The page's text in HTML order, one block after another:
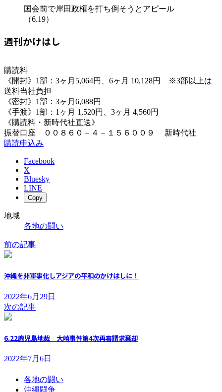
国会前で岸田政権を打ち倒そうとアピール
（6.19）
週刊かけはし
購読料
《開封》1部：3ヶ月5,064円、6ヶ月 10,128円 ※3部以上は
送料当社負担
《密封》1部：3ヶ月6,088円
《手渡》1部：1ヶ月 1,520円、3ヶ月 4,560円
《購読料・新時代社直送》
振替口座 ００８６０－４－１５６００９ 新時代社
購読申込み
Facebook
X
Bluesky
LINE
Copy
地域
各地の闘い
前の記事
沖縄を非軍事化しアジアの平和のかけはしに！
2022年6月29日
次の記事
6.22鹿児島地裁 大崎事件第4次再審請求棄却
2022年7月6日
各地の闘い
沖縄闘争